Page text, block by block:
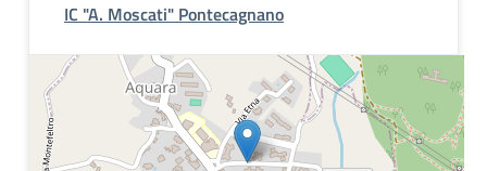
IC "A. Moscati" Pontecagnano